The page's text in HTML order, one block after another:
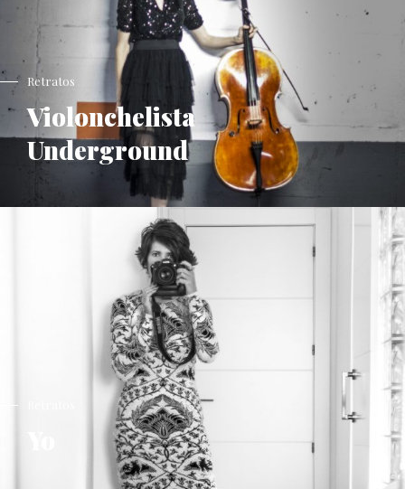
Retratos
Violonchelista
Underground